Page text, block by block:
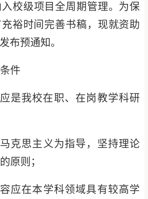
入校级项目全周期管理。为保
裕时间完善书稿，现就资助
布预通知。
件
应是我校在职、在岗教学科研
马克思主义为指导，坚持理论
原则；
应在本学科领域具有较高学